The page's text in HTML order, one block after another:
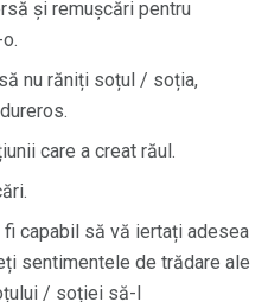
și remușcări pentru
nu răniți soțul / soția,
care a creat răul.
capabil să vă iertați adesea
sentimentele de trădare ale
/ soției să-l